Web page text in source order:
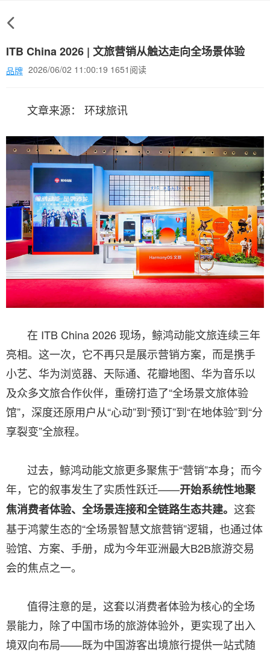
ITB China 2026 | 文旅营销从触达走向全场景体验
品牌 2026/06/02 11:00:19 1651阅读
文章来源： 环球旅讯
在 ITB China 2026 现场，鲸鸿动能文旅连续三年
亮相。这一次，它不再只是展示营销方案，而是携手
小艺、华为浏览器、天际通、花瓣地图、华为音乐以
及众多文旅合作伙伴，重磅打造了“全场景文旅体验
馆”，深度还原用户从“心动”到“预订”到“在地体验”到“分
享裂变”全旅程。
过去，鲸鸿动能文旅更多聚焦于“营销”本身；而今
年，它的叙事发生了实质性跃迁——开始系统性地聚
焦消费者体验、全场景连接和全链路生态共建。 这套
基于鸿蒙生态的“全场景智慧文旅营销”逻辑，也通过体
验馆、方案、手册，成为今年亚洲最大B2B旅游交易
会的焦点之一。
值得注意的是，这套以消费者体验为核心的全场
景能力，除了中国市场的旅游体验外，更实现了出入
境双向布局——既为中国游客出境旅行提供一站式随